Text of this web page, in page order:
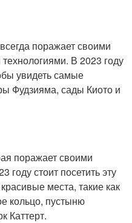
поражает своими
В 2023 году
увидеть самые
Фудзияма, сады Киото и
поражает своими
стоит посетить эту
места, такие как
кольцо, пустыню
Каттерт.